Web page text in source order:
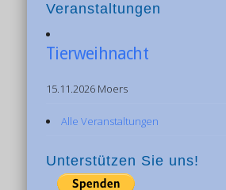
Veranstaltungen
Tierweihnacht
15.11.2026 Moers
Alle Veranstaltungen
Unterstützen Sie uns!